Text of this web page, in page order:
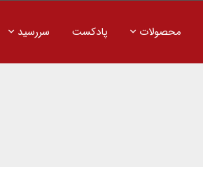
محصولات پادکست سررسید